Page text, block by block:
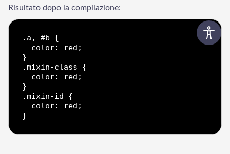
Risultato dopo la compilazione:
.a, #b {
}
.mixin-class {
}
.mixin-id {